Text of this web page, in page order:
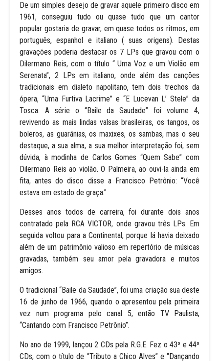
De um simples desejo de gravar aquele primeiro disco em
1961, conseguiu tudo ou quase tudo que um cantor
popular gostaria de gravar, em quase todos os ritmos, em
português, espanhol e italiano ( suas origens). Destas
gravações poderia destacar os 7 LPs que gravou com o
Dilermano Reis, com o título “ Uma Voz e um Violão em
Serenata”, 2 LPs em italiano, onde além das canções
tradicionais em dialeto napolitano, tem dois trechos da
ópera, “Uma Furtiva Lacrime” e “E Lucevan L’ Stele” da
Tosca. A série o “Baile da Saudade” foi volume 4,
revivendo as mais lindas valsas brasileiras, os tangos, os
boleros, as guarânias, os maxixes, os sambas, mas o seu
destaque, a sua alma, a sua melhor interpretação foi, sem
dúvida, à modinha de Carlos Gomes “Quem Sabe” com
Dilermano Reis ao violão. O Palmeira, ao ouvi-la ainda em
fita, antes do disco disse a Francisco Petrônio: “Você
estava em estado de graça.”
Desses anos todos de carreira, foi durante dois anos
contratado pela RCA VICTOR, onde gravou três LPs. Em
seguida voltou para a Continental, porque lá havia deixado
além de um patrimônio valioso em repertório de músicas
gravadas, também seu amor pela gravadora e muitos
amigos.
O tradicional “Baile da Saudade”, foi uma criação sua deste
16 de junho de 1966, quando o apresentou pela primeira
vez num programa pelo canal 5, então TV Paulista,
“Cantando com Francisco Petrônio”.
No ano de 1999, lançou 2 CDs pela R.G.E. Fez o 43º e 44º
CDs, com o título de “Tributo a Chico Alves” e “Dançando